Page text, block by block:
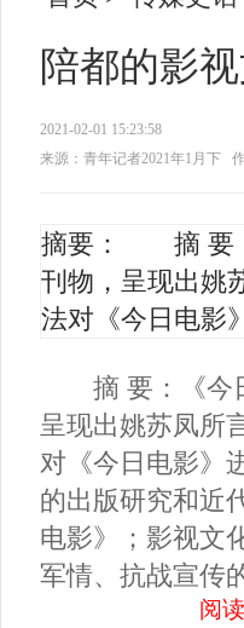
陪都的影
2021-02-01 15:23:58
来源：青年记者2021年1月下
摘要： 摘 要：
刊物，呈现出姚
法对《今日电影
摘 要：《今日
呈现出姚苏凤所
对《今日电影》
的出版研究和
电影》；影视
军情、抗战宣传
阅